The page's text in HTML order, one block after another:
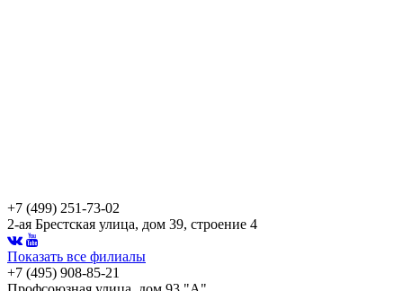
+7 (499) 251-73-02
2-ая Брестская улица, дом 39, строение 4
Показать все филиалы
+7 (495) 908-85-21